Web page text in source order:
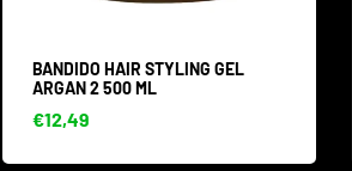
BANDIDO HAIR STYLING GEL
ARGAN 2 500 ML
€12,49